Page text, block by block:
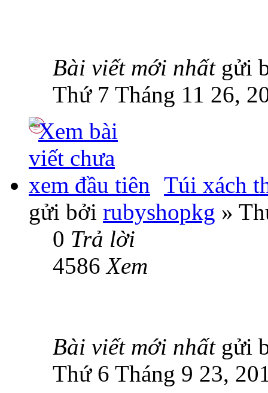
Bài viết mới nhất gửi
Thứ 7 Tháng 11 26,
Túi xách
gửi bởi rubyshopkg »
0 Trả lời
4586Xem
Bài viết mới nhất gửi
Thứ 6 Tháng 9 23,